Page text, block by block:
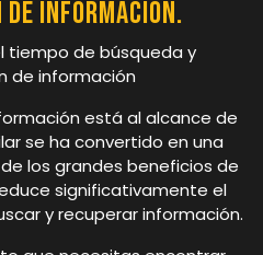
información.
tiempo de búsqueda y
de información
está al alcance de
se ha convertido en una
los grandes beneficios de
significativamente el
y recuperar información.